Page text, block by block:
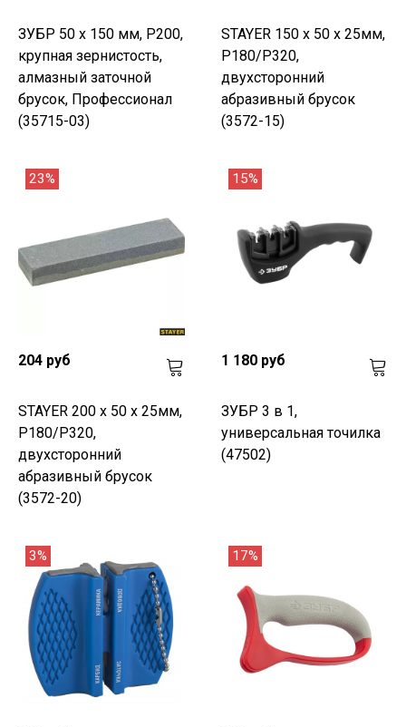
ЗУБР 50 х 150 мм, Р200,
крупная зернистость,
алмазный заточной
брусок, Профессионал
(35715-03)
STAYER 150 x 50 x 25мм,
P180/P320,
двухсторонний
абразивный брусок
(3572-15)
23%
204 руб
STAYER 200 x 50 x 25мм,
P180/P320,
двухсторонний
абразивный брусок
(3572-20)
15%
1 180 руб
ЗУБР 3 в 1,
универсальная точилка
(47502)
3% 17%